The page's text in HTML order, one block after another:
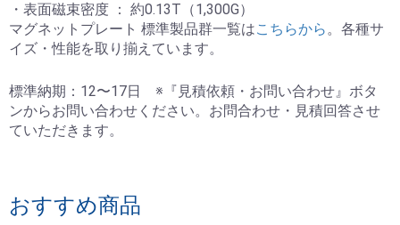
・表面磁束密度 ： 約0.13T（1,300G）
マグネットプレート 標準製品群一覧はこちらから。各種サ
イズ・性能を取り揃えています。
標準納期：12〜17日 ※『見積依頼・お問い合わせ』ボタ
ンからお問い合わせください。お問合わせ・見積回答させ
ていただきます。
おすすめ商品